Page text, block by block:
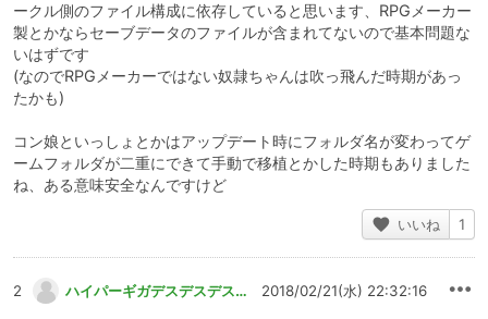
ークル側のファイル構成に依存していると思います、RPGメーカー
製とかならセーブデータのファイルが含まれてないので基本問題な
いはずです
(なのでRPGメーカーではない奴隷ちゃんは吹っ飛んだ時期があっ
たかも)
コン娘といっしょとかはアップデート時にフォルダ名が変わってゲ
ームフォルダが二重にできて手動で移植とかした時期もありました
ね、ある意味安全なんですけど
いいね 1
2 ハイパーギガデスデスデストロイ 2018/02/21(水) 22:32:16